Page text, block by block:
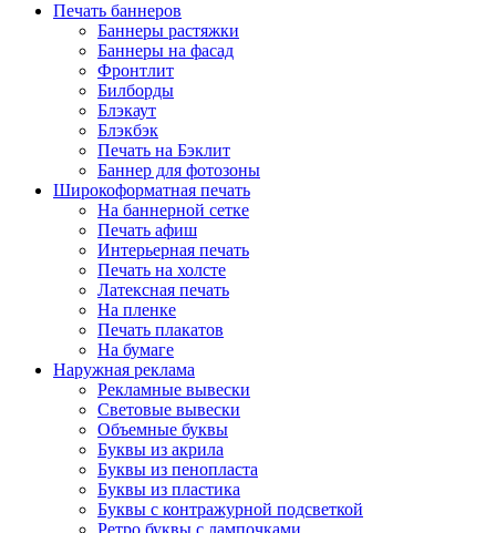
Печать баннеров
Баннеры растяжки
Баннеры на фасад
Фронтлит
Билборды
Блэкаут
Блэкбэк
Печать на Бэклит
Баннер для фотозоны
Широкоформатная печать
На баннерной сетке
Печать афиш
Интерьерная печать
Печать на холсте
Латексная печать
На пленке
Печать плакатов
На бумаге
Наружная реклама
Рекламные вывески
Световые вывески
Объемные буквы
Буквы из акрила
Буквы из пенопласта
Буквы из пластика
Буквы с контражурной подсветкой
Ретро буквы с лампочками